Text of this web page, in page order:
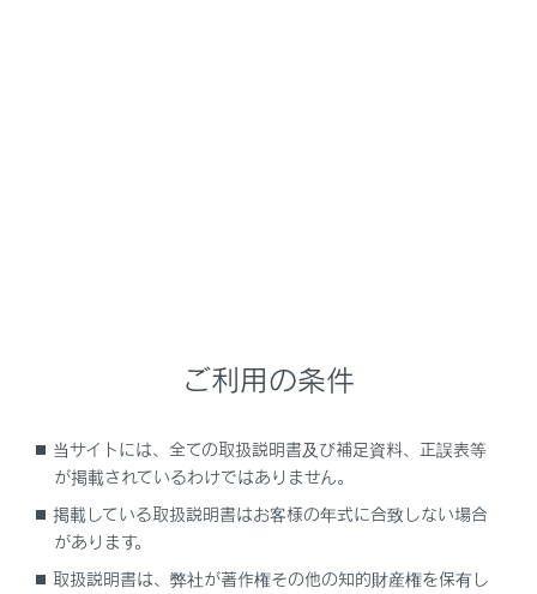
クリアランスソナーの役割
クリアランスソナーのON/OFFを切りかえる
クリアランスソナーの巻き込み警報機能
（Advanced Park装着車）
ご利用の条件
当サイトには、全ての取扱説明書及び補足資料、正誤表等
が掲載されているわけではありません。
掲載している取扱説明書はお客様の年式に合致しない場合
があります。
取扱説明書は、弊社が著作権その他の知的財産権を保有し